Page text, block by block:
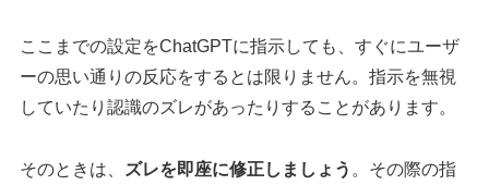
ここまでの設定をChatGPTに指示しても、すぐにユーザ
ーの思い通りの反応をするとは限りません。指示を無視
していたり認識のズレがあったりすることがあります。
そのときは、 ズレを即座に修正しましょう 。その際の指